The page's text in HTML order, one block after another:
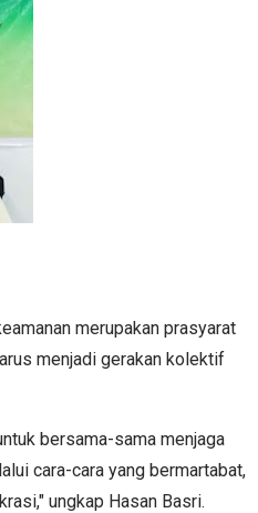
merupakan prasyarat
menjadi gerakan kolektif
bersama-sama menjaga
cara-cara yang bermartabat,
ungkap Hasan Basri.